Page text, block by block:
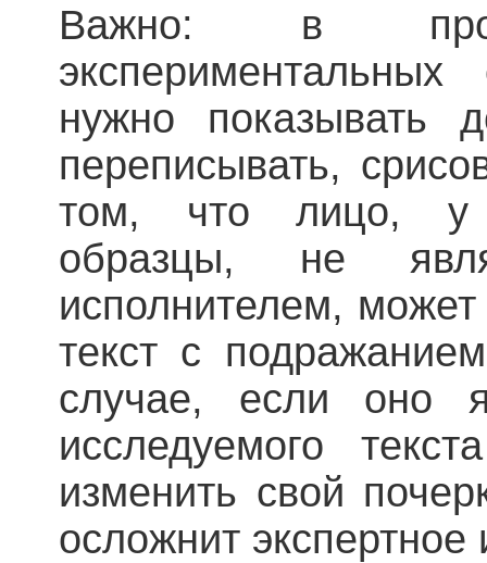
Важно: в
нужно показывать
переписывать,
том, что лицо, у
образцы, не
исполнителем,
текст с
случае, если оно
исследуемого
изменить свой
осложнит экспертное